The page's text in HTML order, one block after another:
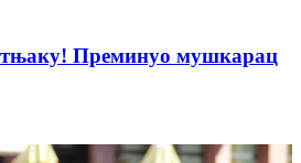
Преминуо мушкарац